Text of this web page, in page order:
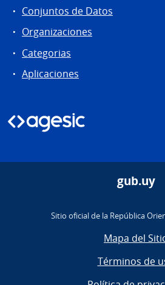
Conjuntos de Datos
Organizaciones
Categorias
Aplicaciones
gub.uy
Sitio oficial de la República
Mapa del
Términos de